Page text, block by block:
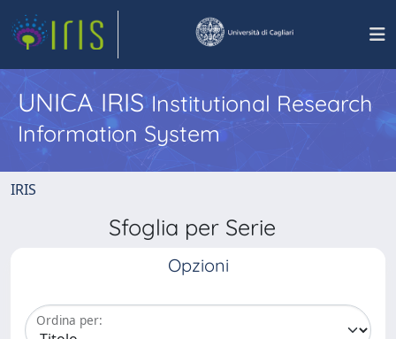
UNICA IRISInstitutional Research
Information System
IRIS
Sfoglia per Serie
Opzioni
Ordina per: